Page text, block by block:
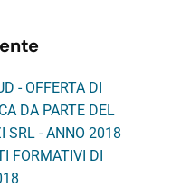
- OFFERTA DI
DA PARTE DEL
SRL - ANNO 2018
FORMATIVI DI